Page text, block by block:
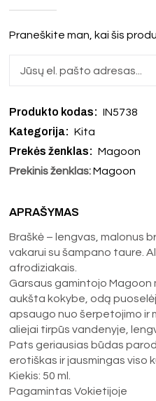
Praneškite man, kai šis
Produkto kodas: IN5738
Kategorija: Kita
Prekės ženklas: Magoon
Prekinis ženklas: Magoon
APRAŠYMAS
Braškė – lengvas, malonus
vakarui su šampano taure.
afrodiziakais.
Garsaus gamintojo Magoon
aukšta kokybe, odą
apsaugo nuo šerpetojimo ir
aliejai tirpūs vandenyje,
Pats geriausias būdas
erotiškas ir jausmingas viso
Kiekis: 50 ml.
Pagamintas Vokietijoje